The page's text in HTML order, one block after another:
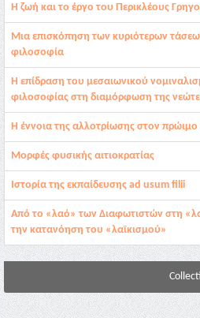
Η ζωή και το έργο του Περικλέους
Μια επισκόπηση των κυριότερων
φιλοσοφία
Η επίδραση του μεσαιωνικού
φιλοσοφίας στη διαμόρφωση της
Η έννοια της αλλοτρίωσης στον
Μορφές φυσικής αιτιοκρατίας
Ιστορία της εκπαίδευσης ad usum filii
Από το «λαό» των Διαφωτιστών στη
την κατανόηση του «λαϊκισμού»